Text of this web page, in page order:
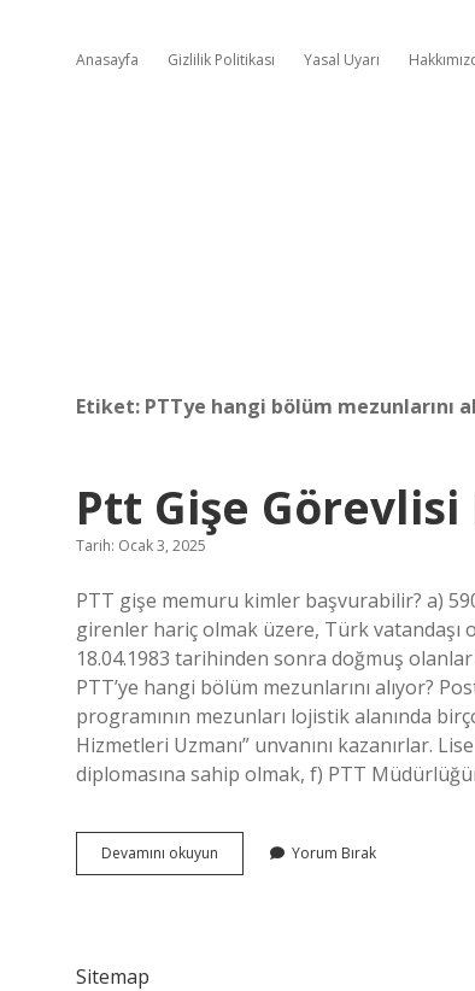
Anasayfa Gizlilik Politikası Yasal Uyarı
Etiket: PTTye hangi bölüm mezunlarını
Ptt Gişe
Tarih: Ocak 3, 2025
PTT gişe memuru kimler başvurabilir? a)
girenler hariç olmak üzere, Türk vatandaşı
18.04.1983 tarihinden sonra doğmuş
PTT’ye hangi bölüm mezunlarını alıyor?
programının mezunları lojistik alanında
Hizmetleri Uzmanı” unvanını kazanırlar.
diplomasına sahip olmak, f) PTT
Devamını okuyun
Gişe
Yorum Bırak
Sitemap